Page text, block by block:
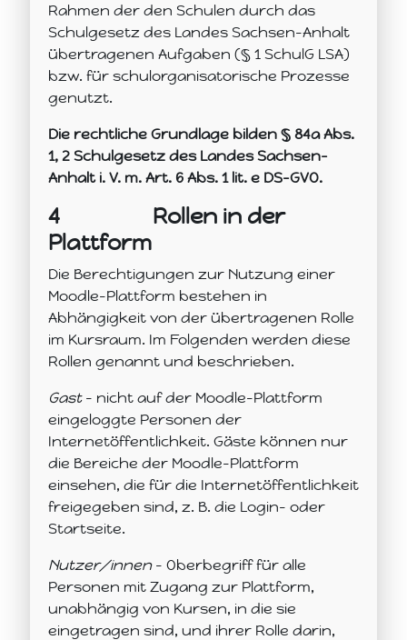
Rahmen der den Schulen durch das
Schulgesetz des Landes Sachsen-Anhalt
übertragenen Aufgaben (§ 1 SchulG LSA)
bzw. für schulorganisatorische Prozesse
genutzt.
Die rechtliche Grundlage bilden § 84a Abs.
1, 2 Schulgesetz des Landes Sachsen-
Anhalt i. V. m. Art. 6 Abs. 1 lit. e DS-GVO.
4 Rollen in der
Plattform
Die Berechtigungen zur Nutzung einer
Moodle-Plattform bestehen in
Abhängigkeit von der übertragenen Rolle
im Kursraum. Im Folgenden werden diese
Rollen genannt und beschrieben.
Gast– nicht auf der Moodle-Plattform
eingeloggte Personen der
Internetöffentlichkeit. Gäste können nur
die Bereiche der Moodle-Plattform
einsehen, die für die Internetöffentlichkeit
freigegeben sind, z. B. die Login- oder
Startseite.
Nutzer/innen– Oberbegriff für alle
Personen mit Zugang zur Plattform,
unabhängig von Kursen, in die sie
eingetragen sind, und ihrer Rolle darin,